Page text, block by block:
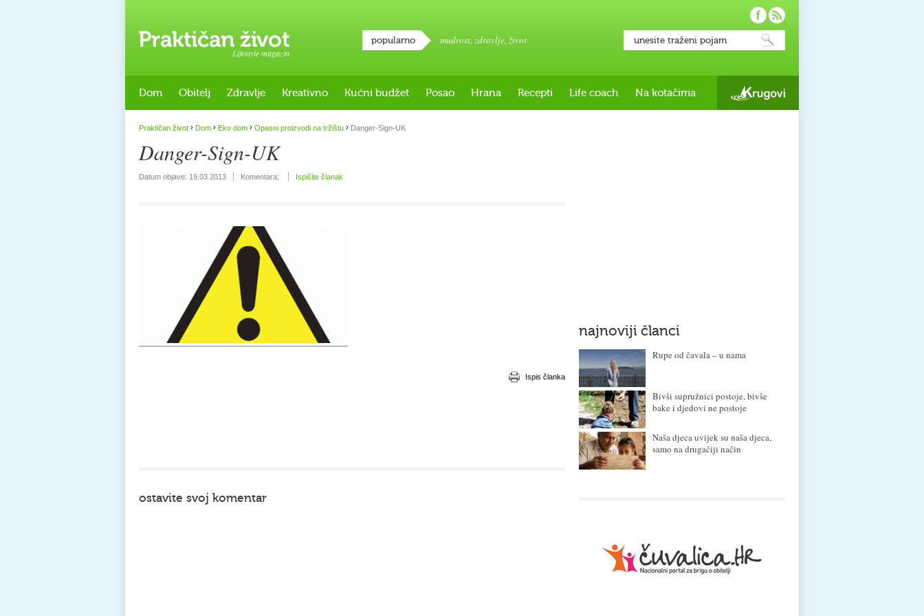
Lifestyle magazin
popularno mudrost, zdravlje, život
Dom Obitelj Zdravlje Kreativno Kućni budžet Posao Hrana Recepti Life coach Na kotačima
Praktičan život › Dom › Eko dom › Opasni proizvodi na tržištu › Danger-Sign-UK
Danger-Sign-UK
Datum objave: 19.03.2013 Komentara: Ispišite članak
Ispis članka
ostavite svoj komentar
najnoviji članci
Rupe od čavala – u nama
Bivši supružnici postoje, bivše
bake i djedovi ne postoje
Naša djeca uvijek su naša djeca,
samo na drugačiji način